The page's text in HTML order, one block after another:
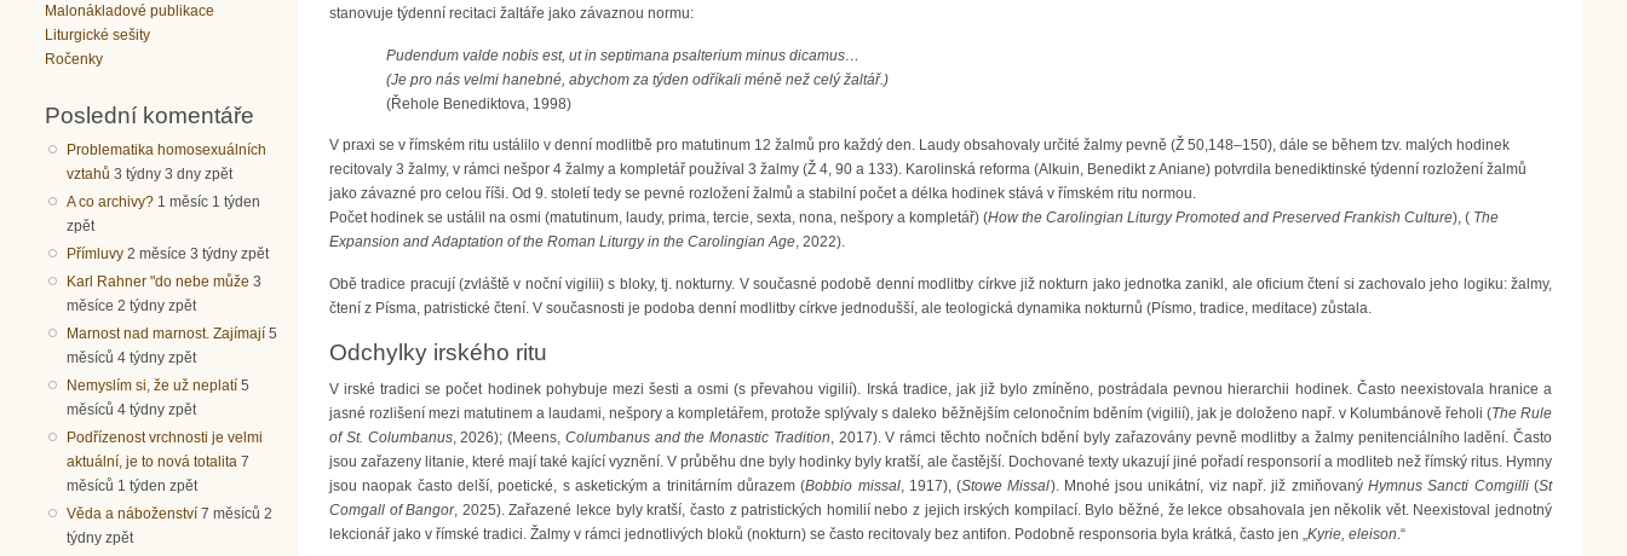
Malonákladové publikace
Liturgické sešity
Ročenky
Poslední komentáře
Problematika homosexuálních
vztahů 3 týdny 3 dny zpět
A co archivy? 1 měsíc 1 týden
zpět
Přímluvy 2 měsíce 3 týdny zpět
Karl Rahner "do nebe může 3
měsíce 2 týdny zpět
Marnost nad marnost. Zajímají 5
měsíců 4 týdny zpět
Nemyslím si, že už neplatí 5
měsíců 4 týdny zpět
Podřízenost vrchnosti je velmi
aktuální, je to nová totalita 7
měsíců 1 týden zpět
Věda a náboženství 7 měsíců 2
týdny zpět
stanovuje týdenní recitaci žaltáře jako závaznou normu:
Pudendum valde nobis est, ut in septimana psalterium minus dicamus…
(Je pro nás velmi hanebné, abychom za týden odříkali méně než celý žaltář.)
(Řehole Benediktova, 1998)
V praxi se v římském ritu ustálilo v denní modlitbě pro matutinum 12 žalmů pro každý den. Laudy obsahovaly určité žalmy pevně (Ž 50,148–150), dále se během tzv. malých hodinek
recitovaly 3 žalmy, v rámci nešpor 4 žalmy a kompletář používal 3 žalmy (Ž 4, 90 a 133). Karolinská reforma (Alkuin, Benedikt z Aniane) potvrdila benediktinské týdenní rozložení žalmů
jako závazné pro celou říši. Od 9. století tedy se pevné rozložení žalmů a stabilní počet a délka hodinek stává v římském ritu normou.
Počet hodinek se ustálil na osmi (matutinum, laudy, prima, tercie, sexta, nona, nešpory a kompletář) (How the Carolingian Liturgy Promoted and Preserved Frankish Culture), ( The
Expansion and Adaptation of the Roman Liturgy in the Carolingian Age, 2022).
Obě tradice pracují (zvláště v noční vigilii) s bloky, tj. nokturny. V současné podobě denní modlitby církve již nokturn jako jednotka zanikl, ale oficium čtení si zachovalo jeho logiku: žalmy,
čtení z Písma, patristické čtení. V současnosti je podoba denní modlitby církve jednodušší, ale teologická dynamika nokturnů (Písmo, tradice, meditace) zůstala.
Odchylky irského ritu
V irské tradici se počet hodinek pohybuje mezi šesti a osmi (s převahou vigilií). Irská tradice, jak již bylo zmíněno, postrádala pevnou hierarchii hodinek. Často neexistovala hranice a
jasné rozlišení mezi matutinem a laudami, nešpory a kompletářem, protože splývaly s daleko běžnějším celonočním bděním (vigilií), jak je doloženo např. v Kolumbánově řeholi (The Rule
of St. Columbanus, 2026); (Meens, Columbanus and the Monastic Tradition , 2017). V rámci těchto nočních bdění byly zařazovány pevně modlitby a žalmy penitenciálního ladění. Často
jsou zařazeny litanie, které mají také kající vyznění. V průběhu dne byly hodinky byly kratší, ale častější. Dochované texty ukazují jiné pořadí responsorií a modliteb než římský ritus. Hymny
jsou naopak často delší, poetické, s asketickým a trinitárním důrazem (Bobbio missal, 1917), (Stowe Missal). Mnohé jsou unikátní, viz např. již zmiňovanýHymnus Sancti Comgilli(St
Comgall of Bangor, 2025). Zařazené lekce byly kratší, často z patristických homilií nebo z jejich irských kompilací. Bylo běžné, že lekce obsahovala jen několik vět. Neexistoval jednotný
lekcionář jako v římské tradici. Žalmy v rámci jednotlivých bloků (nokturn) se často recitovaly bez antifon. Podobně responsoria byla krátká, často jen „ Kyrie, eleison .“